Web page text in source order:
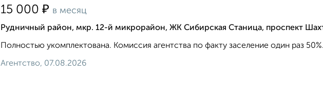
15 000 ₽ в месяц
Рудничный район, мкр. 12-й микрорайон, ЖК Сибирская Станица, проспект
Полностью укомплектована. Комиссия агентства по факту заселение один раз
Агентство, 07.08.2026